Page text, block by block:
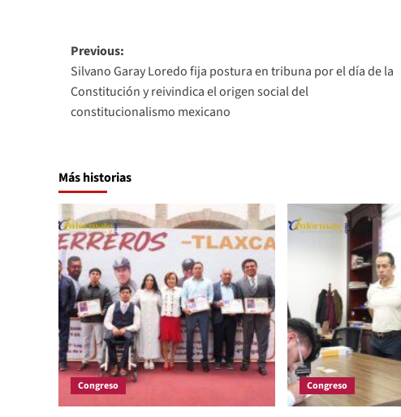
Post
navigation
Previous:
Silvano Garay Loredo fija postura en tribuna por el día de la
Constitución y reivindica el origen social del
constitucionalismo mexicano
Más historias
Congreso Congreso